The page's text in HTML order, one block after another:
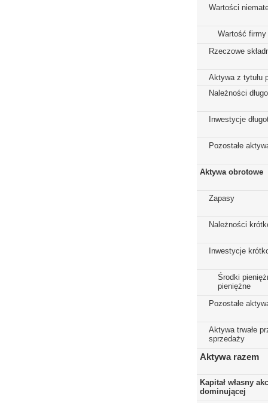
Wartości
Wartość firmy
Rzeczowe
Aktywa z tytułu
Należności
Inwestycje
Pozostałe
Aktywa obrotowe
Zapasy
Należności
Inwestycje
Środki
pieniężne
Pozostałe
Aktywa trwałe
sprzedaży
Aktywa razem
Kapitał własny
dominującej